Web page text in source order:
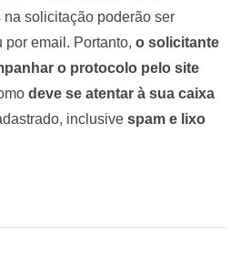
solicitação poderão ser
email. Portanto, o solicitante
o protocolo pelo site
deve se atentar à sua caixa
inclusive spam e lixo